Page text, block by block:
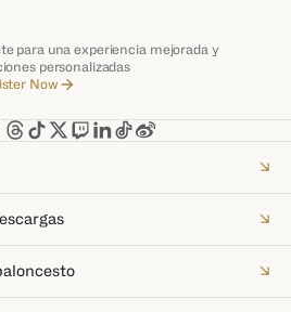
para una experiencia mejorada y
personalizadas
Now